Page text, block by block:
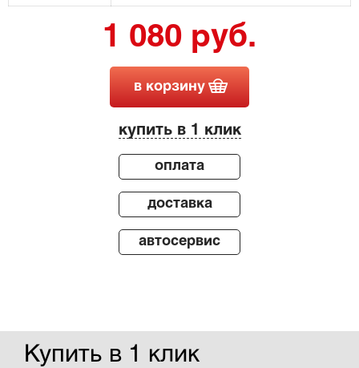
1 080 руб.
в корзину
купить в 1 клик
оплата
доставка
автосервис
Купить в 1 клик